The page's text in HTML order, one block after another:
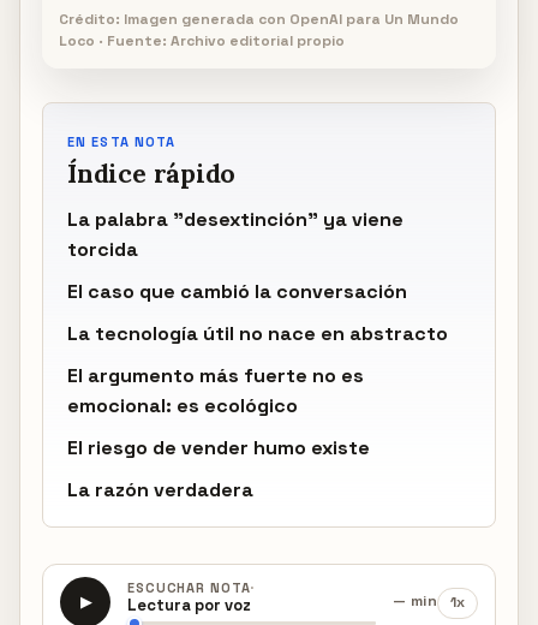
Crédito: Imagen generada con OpenAI para Un Mundo
Loco · Fuente: Archivo editorial propio
EN ESTA NOTA
Índice rápido
La palabra "desextinción" ya viene
torcida
El caso que cambió la conversación
La tecnología útil no nace en abstracto
El argumento más fuerte no es
emocional: es ecológico
El riesgo de vender humo existe
La razón verdadera
▶
ESCUCHAR NOTA·
Lectura por voz
— min 1x